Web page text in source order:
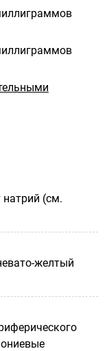
(см.
желтый